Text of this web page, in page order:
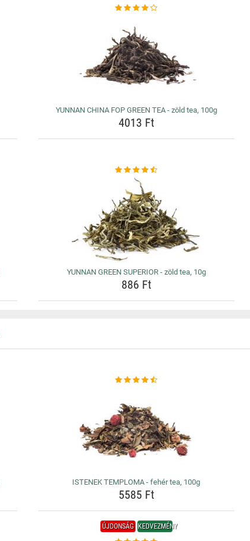
YUNNAN CHINA FOP GREEN TEA - zöld tea, 100g
4013 Ft
YUNNAN GREEN SUPERIOR - zöld tea, 10g
886 Ft
ISTENEK TEMPLOMA - fehér tea, 100g
5585 Ft
ÚJDONSÁG KEDVEZMÉNY